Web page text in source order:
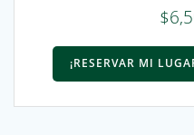
$
¡RESERVAR MI